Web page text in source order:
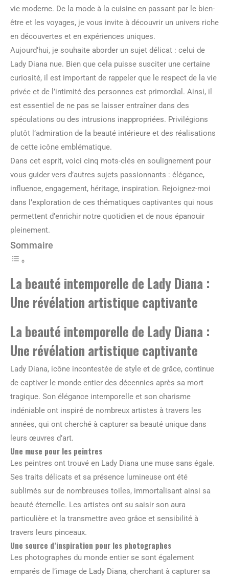
vie moderne. De la mode à la cuisine en passant par le bien-
être et les voyages, je vous invite à découvrir un univers riche
en découvertes et en expériences uniques.
Aujourd’hui, je souhaite aborder un sujet délicat : celui de
Lady Diana nue. Bien que cela puisse susciter une certaine
curiosité, il est important de rappeler que le respect de la vie
privée et de l’intimité des personnes est primordial. Ainsi, il
est essentiel de ne pas se laisser entraîner dans des
spéculations ou des intrusions inappropriées. Privilégions
plutôt l’admiration de la beauté intérieure et des réalisations
de cette icône emblématique.
Dans cet esprit, voici cinq mots-clés en soulignement pour
vous guider vers d’autres sujets passionnants : élégance,
influence, engagement, héritage, inspiration. Rejoignez-moi
dans l’exploration de ces thématiques captivantes qui nous
permettent d’enrichir notre quotidien et de nous épanouir
pleinement.
Sommaire
La beauté intemporelle de Lady Diana :
Une révélation artistique captivante
La beauté intemporelle de Lady Diana :
Une révélation artistique captivante
Lady Diana, icône incontestée de style et de grâce, continue
de captiver le monde entier des décennies après sa mort
tragique. Son élégance intemporelle et son charisme
indéniable ont inspiré de nombreux artistes à travers les
années, qui ont cherché à capturer sa beauté unique dans
leurs œuvres d’art.
Une muse pour les peintres
Les peintres ont trouvé en Lady Diana une muse sans égale.
Ses traits délicats et sa présence lumineuse ont été
sublimés sur de nombreuses toiles, immortalisant ainsi sa
beauté éternelle. Les artistes ont su saisir son aura
particulière et la transmettre avec grâce et sensibilité à
travers leurs pinceaux.
Une source d’inspiration pour les photographes
Les photographes du monde entier se sont également
emparés de l’image de Lady Diana, cherchant à capturer sa